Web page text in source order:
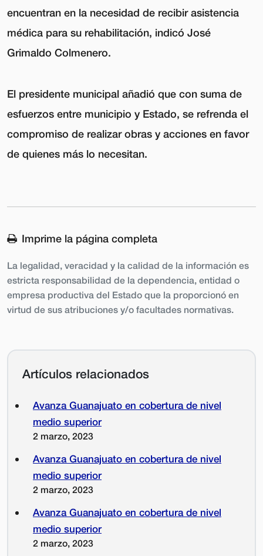
encuentran en la necesidad de recibir asistencia
médica para su rehabilitación, indicó José
Grimaldo Colmenero.
El presidente municipal añadió que con suma de
esfuerzos entre municipio y Estado, se refrenda el
compromiso de realizar obras y acciones en favor
de quienes más lo necesitan.
Imprime la página completa
La legalidad, veracidad y la calidad de la información es
estricta responsabilidad de la dependencia, entidad o
empresa productiva del Estado que la proporcionó en
virtud de sus atribuciones y/o facultades normativas.
Artículos relacionados
Avanza Guanajuato en cobertura de nivel
medio superior
2 marzo, 2023
Avanza Guanajuato en cobertura de nivel
medio superior
2 marzo, 2023
Avanza Guanajuato en cobertura de nivel
medio superior
2 marzo, 2023